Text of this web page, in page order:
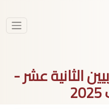
الثانية عشر -